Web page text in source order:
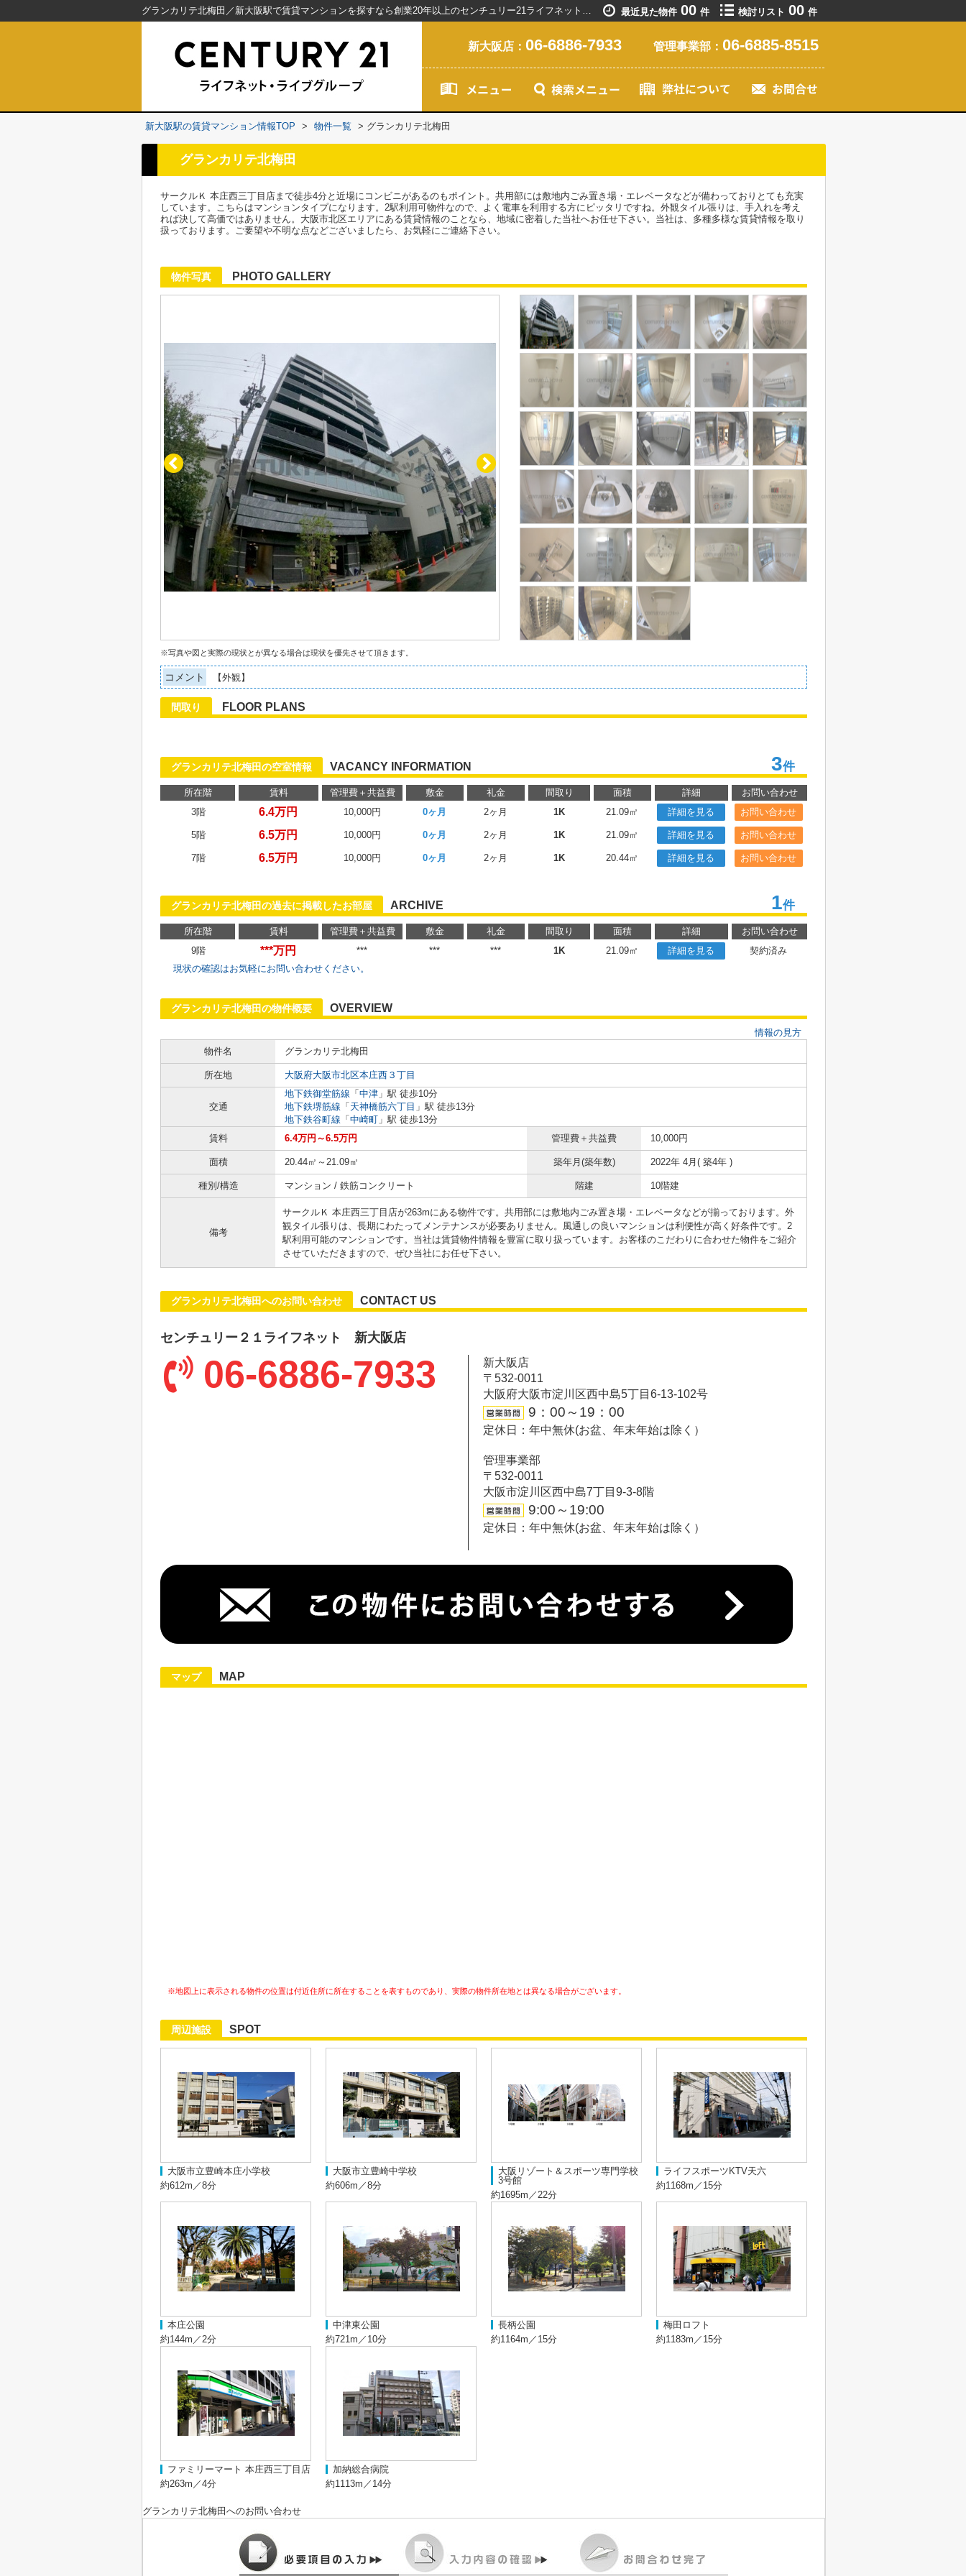
グランカリテ北梅田／新大阪駅で賃貸マンションを探すなら創業20年以上のセンチュリー21ライフネット・ライブグループ 最近見た物件 00 件 検討リスト 00 件
新大阪店： 06-6886-7933 管理事業部： 06-6885-8515
新大阪駅の賃貸マンション情報TOP > 物件一覧 > グランカリテ北梅田
グランカリテ北梅田
サークルＫ 本庄西三丁目店まで徒歩4分と近場にコンビニがあるのもポイント。共用部には敷地内ごみ置き場・エレベータなどが備わっておりとても充実
しています。こちらはマンションタイプになります。2駅利用可物件なので、よく電車を利用する方にピッタリですね。外観タイル張りは、手入れを考え
れば決して高価ではありません。大阪市北区エリアにある賃貸情報のことなら、地域に密着した当社へお任せ下さい。当社は、多種多様な賃貸情報を取り
扱っております。ご要望や不明な点などございましたら、お気軽にご連絡下さい。
物件写真 PHOTO GALLERY
※写真や図と実際の現状とが異なる場合は現状を優先させて頂きます。
コメント 【外観】
間取り FLOOR PLANS
グランカリテ北梅田の空室情報 VACANCY INFORMATION 3件
所在階 賃料 管理費＋共益費 敷金 礼金 間取り 面積 詳細
お問い合わせ
3階
6.4万円 10,000円 0ヶ月 2ヶ月 1K 21.09㎡ 詳細を見る お問い合わせ
5階 6.5万円 10,000円 0ヶ月 2ヶ月 1K 21.09㎡ 詳細を見る お問い合わせ
7階 6.5万円 10,000円 0ヶ月 2ヶ月 1K 20.44㎡ 詳細を見る お問い合わせ
グランカリテ北梅田の過去に掲載したお部屋 ARCHIVE 1件
所在階 賃料 管理費＋共益費 敷金 礼金 間取り 面積 詳細
お問い合わせ
9階
***万円 *** *** *** 1K 21.09㎡ 詳細を見る
契約済み
現状の確認はお気軽にお問い合わせください。
グランカリテ北梅田の物件概要 OVERVIEW
情報の見方
物件名
グランカリテ北梅田
所在地 大阪府大阪市北区本庄西３丁目
交通
地下鉄御堂筋線 「 中津 」駅 徒歩10分
地下鉄堺筋線 「 天神橋筋六丁目 」駅 徒歩13分
地下鉄谷町線 「 中崎町 」駅 徒歩13分
賃料
6.4万円～6.5万円 管理費＋共益費 10,000円
面積 20.44㎡～21.09㎡ 築年月(築年数) 2022年 4月( 築4年 )
種別/構造 マンション / 鉄筋コンクリート 階建 10階建
備考
サークルＫ 本庄西三丁目店が263mにある物件です。共用部には敷地内ごみ置き場・エレベータなどが揃っております。外
観タイル張りは、長期にわたってメンテナンスが必要ありません。風通しの良いマンションは利便性が高く好条件です。2
駅利用可能のマンションです。当社は賃貸物件情報を豊富に取り扱っています。お客様のこだわりに合わせた物件をご紹介
させていただきますので、ぜひ当社にお任せ下さい。
グランカリテ北梅田へのお問い合わせ CONTACT US
センチュリー２１ライフネット 新大阪店
06-6886-7933
新大阪店
〒532-0011
大阪府大阪市淀川区西中島5丁目6-13-102号
9：00～19：00
定休日：年中無休(お盆、年末年始は除く）
管理事業部
〒532-0011
大阪市淀川区西中島7丁目9-3-8階
9:00～19:00
定休日：年中無休(お盆、年末年始は除く）
マップ MAP
※地図上に表示される物件の位置は付近住所に所在することを表すものであり、実際の物件所在地とは異なる場合がございます。
周辺施設 SPOT
大阪市立豊崎本庄小学校
約612m／8分
大阪市立豊崎中学校
約606m／8分
大阪リゾート＆スポーツ専門学校
3号館
約1695m／22分
ライフスポーツKTV天六
約1168m／15分
本庄公園
約144m／2分
中津東公園
約721m／10分
長柄公園
約1164m／15分
梅田ロフト
約1183m／15分
ファミリーマート 本庄西三丁目店
約263m／4分
加納総合病院
約1113m／14分
グランカリテ北梅田 へのお問い合わせ